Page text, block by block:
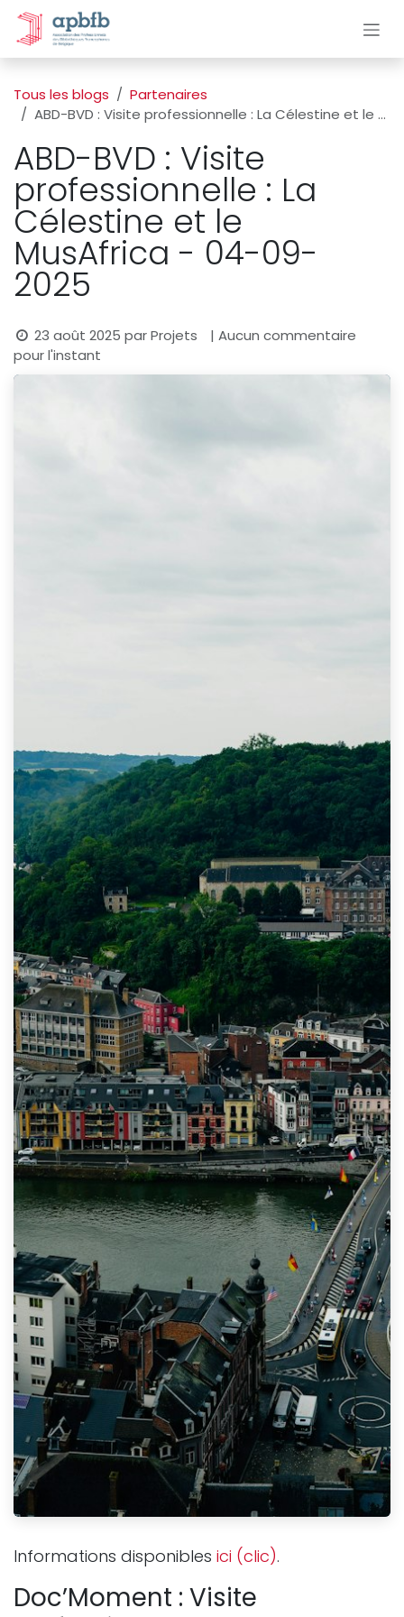
Se rendre au contenu
Tous les blogs
Partenaires
ABD-BVD : Visite professionnelle : La Célestine et le MusAfrica - 04-09-2025
ABD-BVD : Visite
professionnelle : La
Célestine et le
MusAfrica - 04-09-
2025
23 août 2025 parProjets
| Aucun commentaire
pour l'instant
Informations disponibles ici (clic).
Doc’Moment : Visite